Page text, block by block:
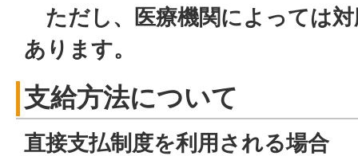
ただし、医療機関によっては
あります。
支給方法について
直接支払制度を利用される場合